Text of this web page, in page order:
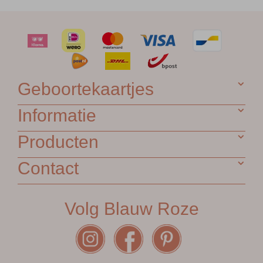
Geboortekaartjes
Informatie
Producten
Contact
Volg Blauw Roze